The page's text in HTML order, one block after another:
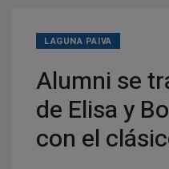
LAGUNA PAIVA
Alumni se
de Elisa y
con el